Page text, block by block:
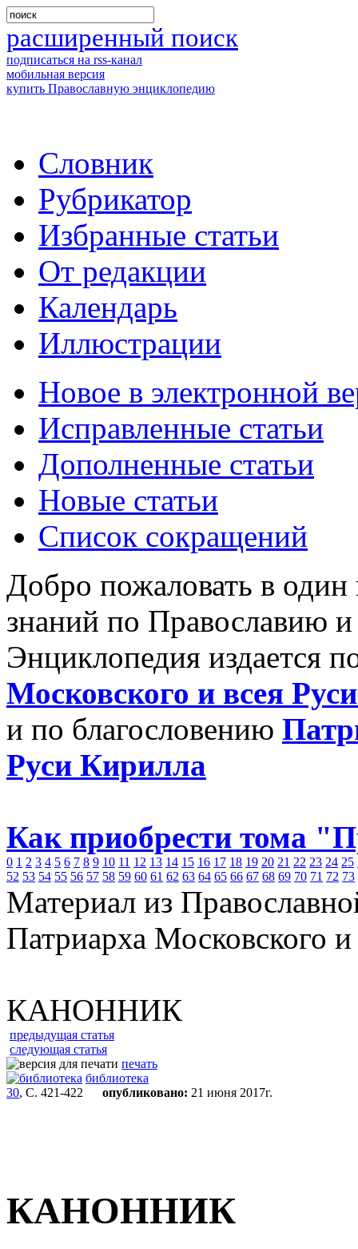
расширенный поиск
подписаться на rss-канал
мобильная версия
купить Православную энциклопедию
Словник
Рубрикатор
Избранные статьи
От редакции
Календарь
Иллюстрации
Новое в электронной
Исправленные статьи
Дополненные статьи
Новые статьи
Список сокращений
Добро пожаловать в
знаний по Православию
Энциклопедия издается
Московского и всея
и по благословению
Руси Кирилла
Как приобрести тома
0 1 2 3 4 5 6 7 8 9 10 11 12 13 14 15 16 17 18 19 20 21 22 23 24 25
52 53 54 55 56 57 58 59 60 61 62 63 64 65 66 67 68 69 70 71 72 73
Материал из
Патриарха Московского
КАНОННИК
предыдущая статья
следующая статья
печать
библиотека
30, С. 421-422 опубликовано: 21 июня 2017г.
КАНОННИК